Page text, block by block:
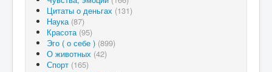
Цитаты о деньгах (131)
Наука (87)
Красота (95)
Эго ( о себе ) (899)
О животных (42)
Спорт (165)